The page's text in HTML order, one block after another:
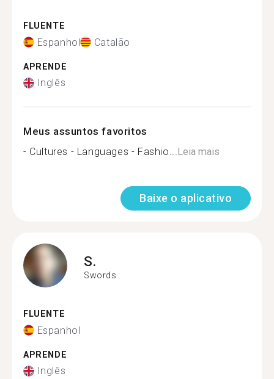
FLUENTE
Espanhol Catalão
APRENDE
Inglês
Meus assuntos favoritos
- Cultures - Languages - Fashio...Leia mais
Baixe o aplicativo
S.
Swords
FLUENTE
Espanhol
APRENDE
Inglês